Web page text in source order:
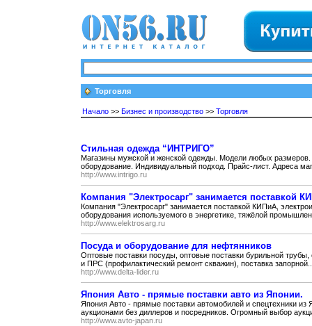
Торговля
Начало >> Бизнес и производство >> Торговля
Cтильная одежда “ИНТРИГО”
Магазины мужской и женской одежды. Модели любых
оборудование. Индивидуальный подход. Прайс-лист. Адреса
http://www.intrigo.ru
Компания "Электросарг" занимается поставкой
Компания "Электросарг" занимается поставкой КИПиА,
оборудования используемого в энергетике, тяжёлой
http://www.elektrosarg.ru
Посуда и оборудование для нефтянников
Оптовые поставки посуды, оптовые поставки бурильной
и ПРС (профилактический ремонт скважин), поставка
http://www.delta-lider.ru
Япония Авто - прямые поставки авто из Японии.
Япония Авто - прямые поставки автомобилей и спецтехники
аукционами без диллеров и посредников. Огромный выбор
http://www.avto-japan.ru